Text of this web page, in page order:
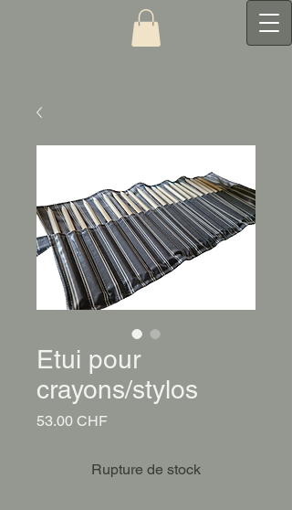
Etui pour
crayons/stylos
53.00 CHFPrix
Rupture de stock